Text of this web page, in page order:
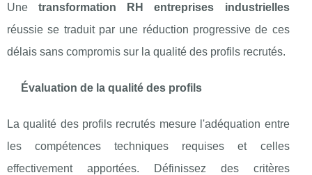
Unetransformation RH entreprises industrielles
réussie se traduit par une réduction progressive de ces
délais sans compromis sur la qualité des profils recrutés.
Évaluation de la qualité des profils
La qualité des profils recrutés mesure l'adéquation entre
les compétences techniques requises et celles
effectivement apportées. Définissez des critères